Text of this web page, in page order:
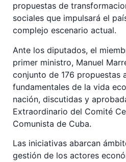
propuestas de
sociales que impulsará el
complejo escenario actual.
Ante los diputados, el
primer ministro, Manuel
conjunto de 176 propuestas
fundamentales de la vida
nación, discutidas y
Extraordinario del Comité
Comunista de Cuba.
Las iniciativas abarcan
gestión de los actores